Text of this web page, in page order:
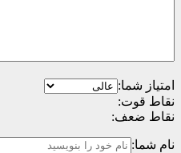
امتیاز شما:
نقاط قوت:
نقاط ضعف:
نام شما: